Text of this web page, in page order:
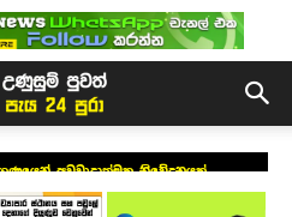
අවවාදාත්මක නිවේදනයක්